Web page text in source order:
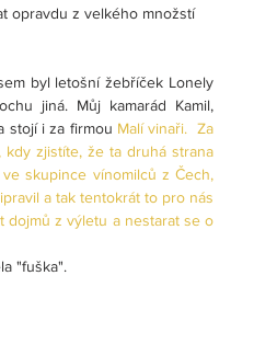
opravdu z velkého množstí
byl letošní žebříček Lonely
jiná. Můj kamarád Kamil,
stojí i za firmou Malí vinaři.  Za
kdy zjistíte, že ta druhá strana
skupince vínomilců z Čech,
a tak tentokrát to pro nás
dojmů z výletu a nestarat se o
"fuška".